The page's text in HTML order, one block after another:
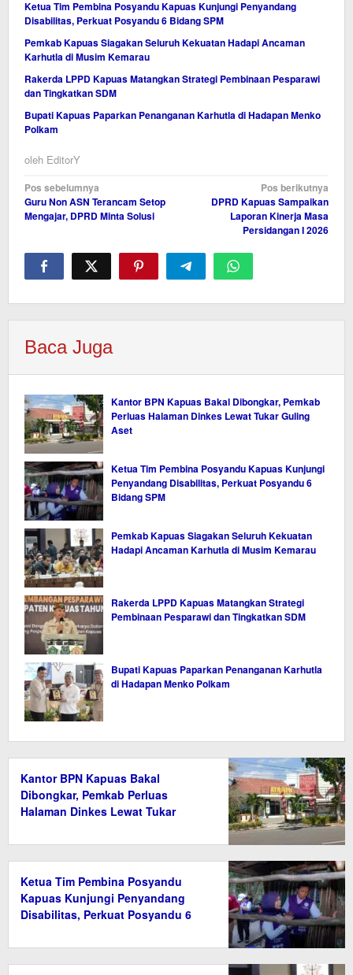
Ketua Tim Pembina Posyandu Kapuas Kunjungi Penyandang
Disabilitas, Perkuat Posyandu 6 Bidang SPM
Pemkab Kapuas Siagakan Seluruh Kekuatan Hadapi Ancaman
Karhutla di Musim Kemarau
Rakerda LPPD Kapuas Matangkan Strategi Pembinaan Pesparawi
dan Tingkatkan SDM
Bupati Kapuas Paparkan Penanganan Karhutla di Hadapan Menko
Polkam
oleh EditorY
Navigasi
pos
Pos sebelumnya
Guru Non ASN Terancam Setop
Mengajar, DPRD Minta Solusi
Pos berikutnya
DPRD Kapuas Sampaikan
Laporan Kinerja Masa
Persidangan I 2026
Baca Juga
Kantor BPN Kapuas Bakal Dibongkar, Pemkab
Perluas Halaman Dinkes Lewat Tukar Guling
Aset
Ketua Tim Pembina Posyandu Kapuas Kunjungi
Penyandang Disabilitas, Perkuat Posyandu 6
Bidang SPM
Pemkab Kapuas Siagakan Seluruh Kekuatan
Hadapi Ancaman Karhutla di Musim Kemarau
Rakerda LPPD Kapuas Matangkan Strategi
Pembinaan Pesparawi dan Tingkatkan SDM
Bupati Kapuas Paparkan Penanganan Karhutla
di Hadapan Menko Polkam
Kantor BPN Kapuas Bakal
Dibongkar, Pemkab Perluas
Halaman Dinkes Lewat Tukar
Ketua Tim Pembina Posyandu
Kapuas Kunjungi Penyandang
Disabilitas, Perkuat Posyandu 6